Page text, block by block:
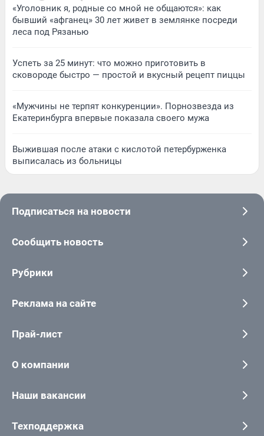
«Уголовник я, родные со мной не общаются»: как
бывший «афганец» 30 лет живет в землянке посреди
леса под Рязанью
Успеть за 25 минут: что можно приготовить в
сковороде быстро — простой и вкусный рецепт пиццы
«Мужчины не терпят конкуренции». Порнозвезда из
Екатеринбурга впервые показала своего мужа
Выжившая после атаки с кислотой петербурженка
выписалась из больницы
Подписаться на новости
Сообщить новость
Рубрики
Реклама на сайте
Прай-лист
О компании
Наши вакансии
Техподдержка